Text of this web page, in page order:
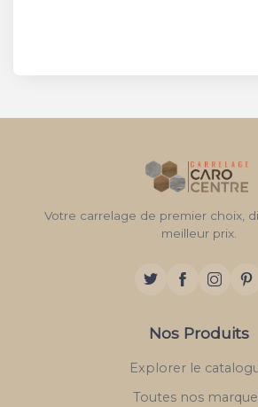
Votre carrelage de premier choix,
meilleur prix.
Nos Produits
Explorer le
Toutes nos